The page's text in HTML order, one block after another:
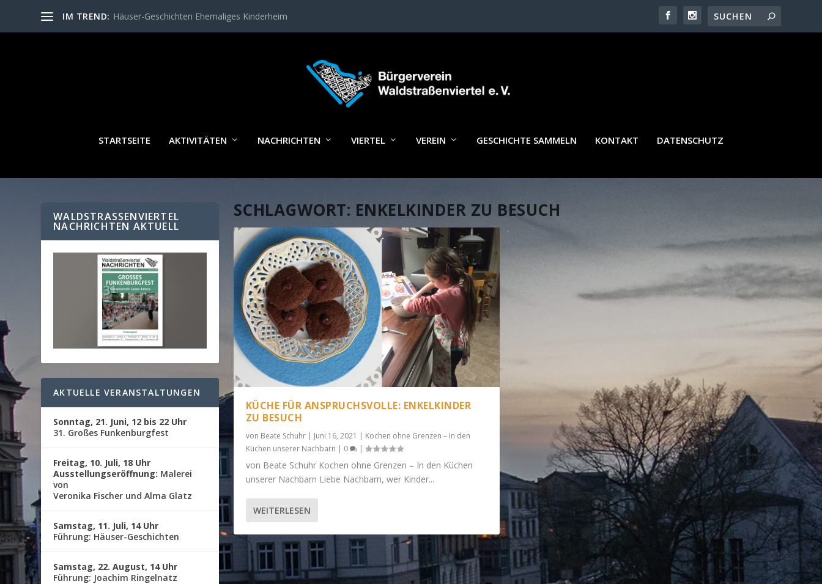
IM TREND: Häuser-Geschichten Ehemaliges Kinderheim
STARTSEITE AKTIVITÄTEN NACHRICHTEN VIERTEL VEREIN GESCHICHTE SAMMELN KONTAKT DATENSCHUTZ
SCHLAGWORT: ENKELKINDER ZU BESUCH
KÜCHE FÜR ANSPRUCHSVOLLE: ENKELKINDER
ZU BESUCH
von Beate Schuhr| Juni 16, 2021 | Kochen ohne Grenzen – In den
Küchen unserer Nachbarn | 0 |
von Beate Schuhr Kochen ohne Grenzen – In den Küchen
unserer Nachbarn Liebe Nachbarn, wer Kinder...
WEITERLESEN
WALDSTRASSENVIERTEL N
ACHRICHTEN AKTUELL
AKTUELLE VERANSTALTUNGEN
Sonntag, 21. Juni, 12 bis 22 Uhr
31. Großes Funkenburgfest
Freitag, 10. Juli, 18 Uhr
Ausstellungseröffnung: Malerei
von
Veronika Fischer und Alma Glatz
Samstag, 11. Juli, 14 Uhr
Führung: Häuser-Geschichten
Samstag, 22. August, 14 Uhr
Führung: Joachim Ringelnatz